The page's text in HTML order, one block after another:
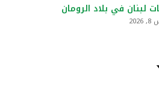
لبنان في بلاد الرومان